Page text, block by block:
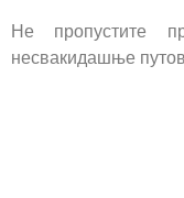
Не пропустите
несвакидашње